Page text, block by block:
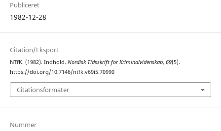
Publiceret
1982-12-28
Citation/Eksport
NTfK. (1982). Indhold. Nordisk Tidsskrift for Kriminalvidenskab, 69(5).
https://doi.org/10.7146/ntfk.v69i5.70990
Citationsformater
Nummer